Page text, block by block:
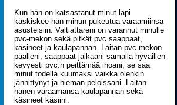
Kun hän on katsastanut minut läpi
käskiskee hän minun pukeutua varaamiinsa
asusteisiin. Valtiattareni on varannut minulle
pvc-mekon sekä pitkät pvc saappaat,
käsineet ja kaulapannan. Laitan pvc-mekon
päälleni, saappaat jalkaani samalla hyväillen
kevyesti pvc:n peittämää ihoani, se saa
minut todella kuumaksi vaikka olenkin
jännittynyt ja hieman peloissani. Laitan
hänen varaamansa kaulapannan sekä
käsineet käsiini.